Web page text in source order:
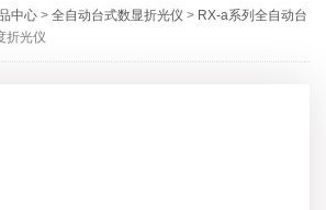
中心 >全自动台式数显折光仪 > RX-a系列全自动台
折光仪